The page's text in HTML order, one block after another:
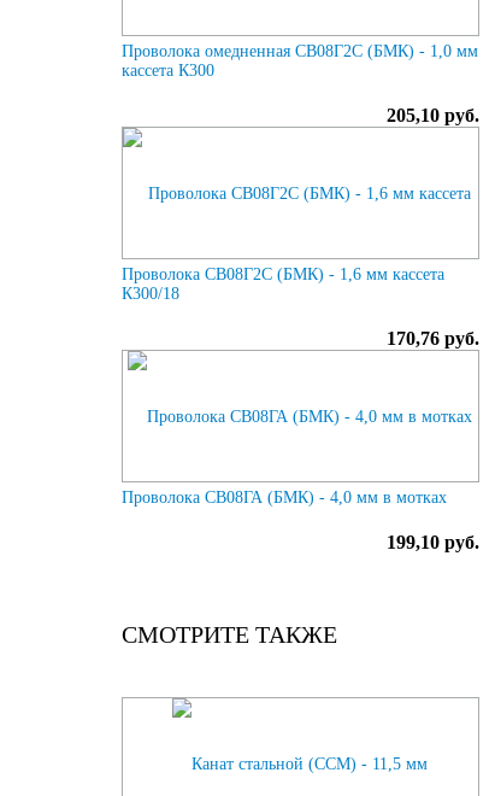
Проволока омедненная СВ08Г2С (БМК) - 1,0 мм
кассета К300
205,10 руб.
Проволока СВ08Г2С (БМК) - 1,6 мм кассета
К300/18
170,76 руб.
Проволока СВ08ГА (БМК) - 4,0 мм в мотках
199,10 руб.
СМОТРИТЕ ТАКЖЕ